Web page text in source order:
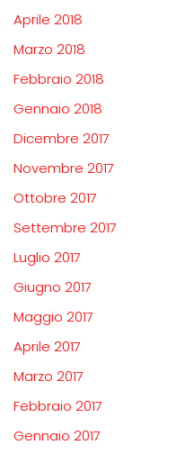
Aprile 2018
Marzo 2018
Febbraio 2018
Gennaio 2018
Dicembre 2017
Novembre 2017
Ottobre 2017
Settembre 2017
Luglio 2017
Giugno 2017
Maggio 2017
Aprile 2017
Marzo 2017
Febbraio 2017
Gennaio 2017